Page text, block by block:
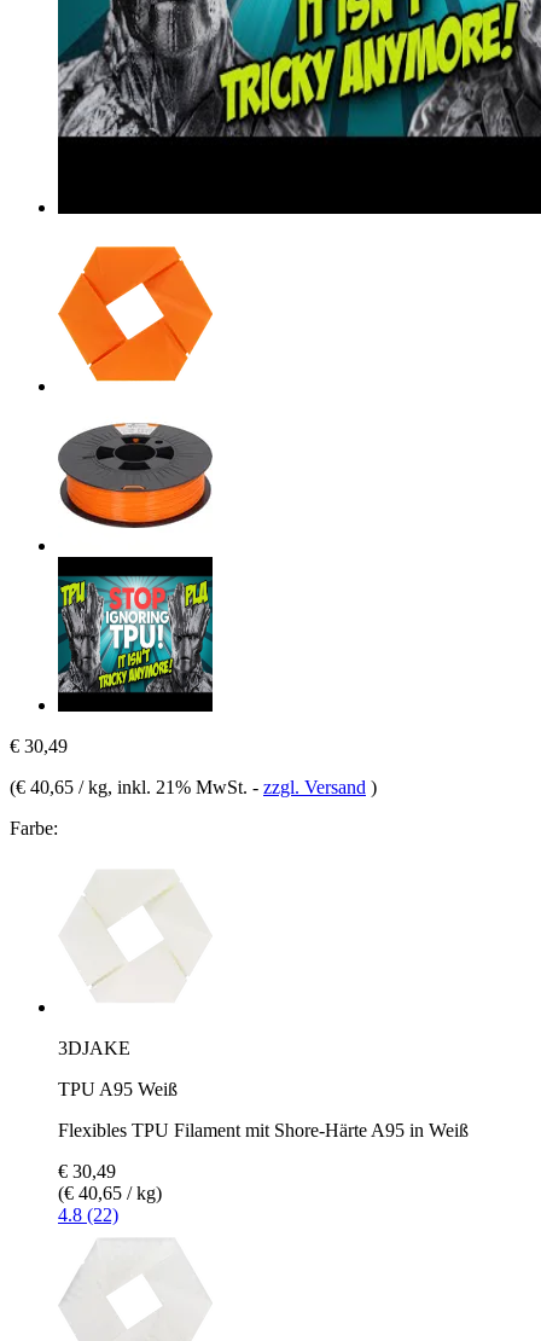
€ 30,49
(€ 40,65 / kg, inkl. 21% MwSt. - zzgl. Versand )
Farbe:
3DJAKE
TPU A95 Weiß
Flexibles TPU Filament mit Shore-Härte A95 in Weiß
€ 30,49
(€ 40,65 / kg)
4.8 (22)